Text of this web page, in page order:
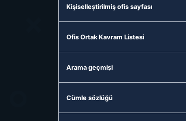
Kişiselleştirilmiş ofis sayfası
Ofis Ortak Kavram Listesi
Arama geçmişi
Cümle sözlüğü